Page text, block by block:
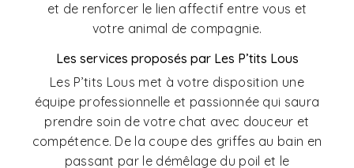
et de renforcer le lien affectif entre vous et
votre animal de compagnie.
Les services proposés par Les P’tits Lous
Les P’tits Lous met à votre disposition une
équipe professionnelle et passionnée qui saura
prendre soin de votre chat avec douceur et
compétence. De la coupe des griffes au bain en
passant par le démêlage du poil et le